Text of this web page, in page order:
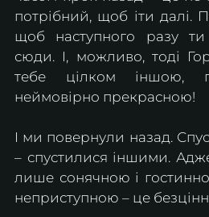
потрібний, щоб іти далі.
щоб наступного разу ти
сюди. І, можливо, тоді
тебе цілком іншою,
неймовірно прекрасною!
І ми повернули назад.
– спустилися іншими.
лише сонячною і
неприступною – це